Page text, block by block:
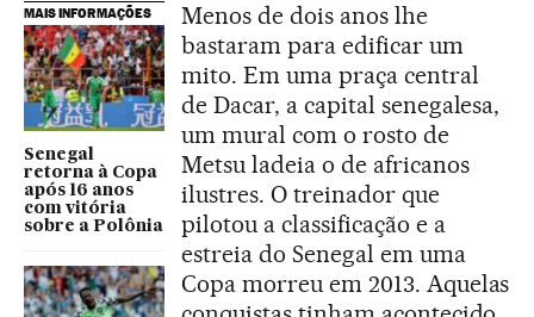
MAIS INFORMAÇÕES
Senegal
retorna à Copa
após 16 anos
com vitória
sobre a Polônia
Menos de dois anos lhe
bastaram para edificar um
mito. Em uma praça central
de Dacar, a capital senegalesa,
um mural com o rosto de
Metsu ladeia o de africanos
ilustres. O treinador que
pilotou a classificação e a
estreia do Senegal em uma
Copa morreu em 2013. Aquelas